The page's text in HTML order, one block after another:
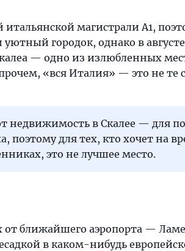
итальянской магистрали A1,
городок, однако в
— одно из излюбленных
«вся Италия» — это не те
недвижимость в Скалее — для
поэтому для тех, кто хочет на
это не лучшее место.
от ближайшего аэропорта —
в каком-нибудь